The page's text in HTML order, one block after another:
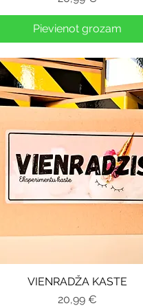
Pievienot grozam
Ātrais skats
VIENRADŽA KASTE
Cena
20,99 €